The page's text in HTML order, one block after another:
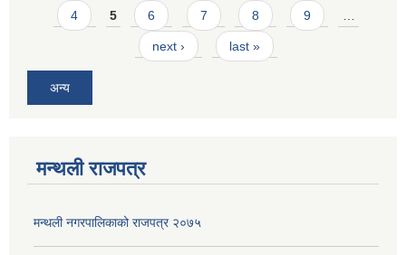
4 5 6 7 8 9
next › last »
अन्य
मन्थली राजपत्र
मन्थली नगरपालिकाको राजपत्र २०७५